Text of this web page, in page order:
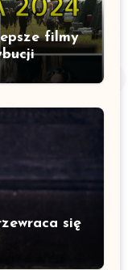
filmy
się